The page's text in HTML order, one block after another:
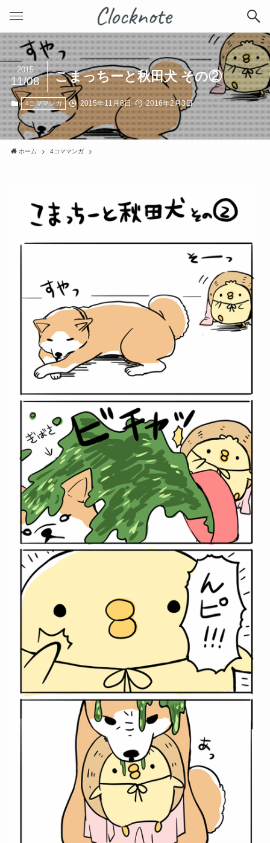
こまっちーと秋田犬 その②
2015
11/08
4コママンガ 2015年11月8日 2016年2月3日
ホーム 4コママンガ